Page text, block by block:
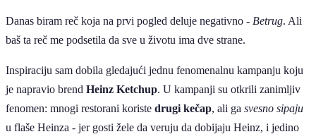
Danas biram reč koja na prvi pogled deluje negativno - Betrug. Ali
baš ta reč me podsetila da sve u životu ima dve strane.
Inspiraciju sam dobila gledajući jednu fenomenalnu kampanju koju
je napravio brend Heinz Ketchup. U kampanji su otkrili zanimljiv
fenomen: mnogi restorani koriste drugi kečap, ali ga svesno sipaju
u flaše Heinza - jer gosti žele da veruju da dobijaju Heinz, i jedino